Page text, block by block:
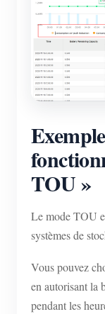
TOU »
Le mode TOU
systèmes de
Vous pouvez
en autorisant la
pendant les